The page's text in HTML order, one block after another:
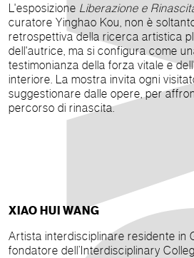
L'esposizione Liberazione e
curatore Yinghao Kou, non è
retrospettiva della ricerca artistica
dell'autrice, ma si configura come
testimonianza della forza vitale e
interiore. La mostra invita ogni
suggestionare dalle opere, per
percorso di rinascita.
XIAO HUI WANG
Artista interdisciplinare residente in
fondatore dell’Interdisciplinary